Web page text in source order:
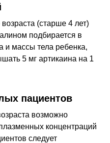
(старше 4 лет)
подбирается в
и массы тела ребенка,
5 мг артикаина на 1
пациентов
возможно
концентраций
следует